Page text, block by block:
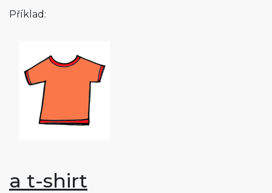
Příklad:
a t-shirt